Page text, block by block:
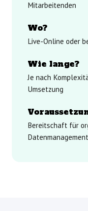
Mitarbeitenden
Wo?
Live-Online oder
Wie lange?
Je nach
Umsetzung
Bereitschaft für
Datenmanagement